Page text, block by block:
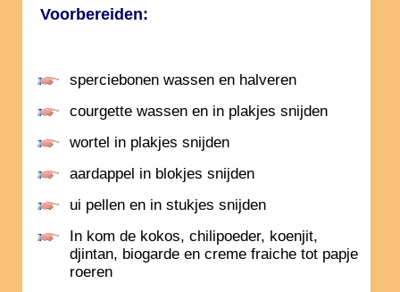
Voorbereiden:
sperciebonen wassen en halveren
courgette wassen en in plakjes snijden
wortel in plakjes snijden
aardappel in blokjes snijden
ui pellen en in stukjes snijden
In kom de kokos, chilipoeder, koenjit,
djintan, biogarde en creme fraiche tot papje
roeren